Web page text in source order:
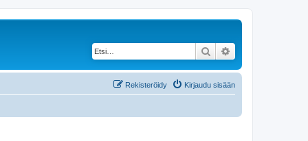
Etsi
Kirjaudu sisään
Rekisteröidy